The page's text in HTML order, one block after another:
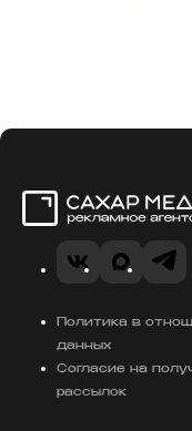
VK
Политика в
данных
Согласие на
рассылок